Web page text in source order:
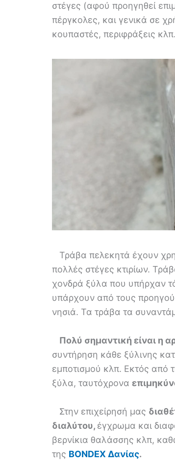
στέγες (αφού προηγηθεί
πέργκολες, και γενικά σε
κουπαστές, περιφράξεις κλπ.
Τράβα πελεκητά έχουν
πολλές στέγες κτιρίων.
χονδρά ξύλα που υπήρχαν
υπάρχουν από τους
νησιά. Τα τράβα τα
Πολύ σημαντική είναι η
συντήρηση κάθε ξύλινης
εμποτισμού κλπ. Εκτός από
ξύλα, ταυτόχρονα
Στην επιχείρησή μας
διαλύτου, έγχρωμα και
βερνίκια θαλάσσης κλπ,
της ΒΟΝDEX Δανίας.